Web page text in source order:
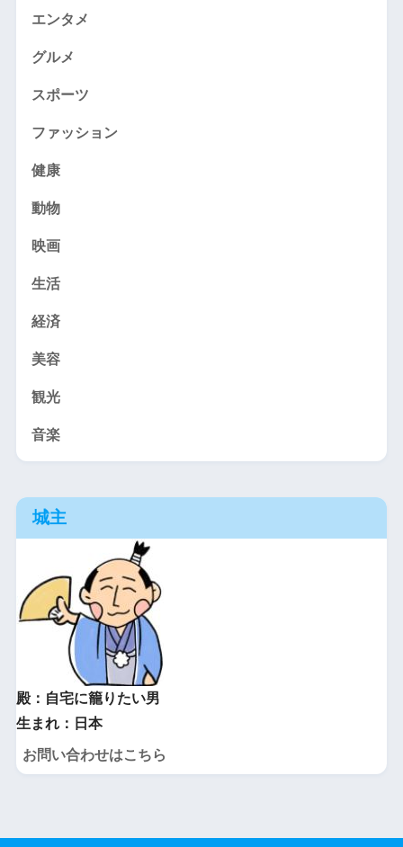
エンタメ
グルメ
スポーツ
ファッション
健康
動物
映画
生活
経済
美容
観光
音楽
城主
殿：自宅に籠りたい男
生まれ：日本
お問い合わせはこちら